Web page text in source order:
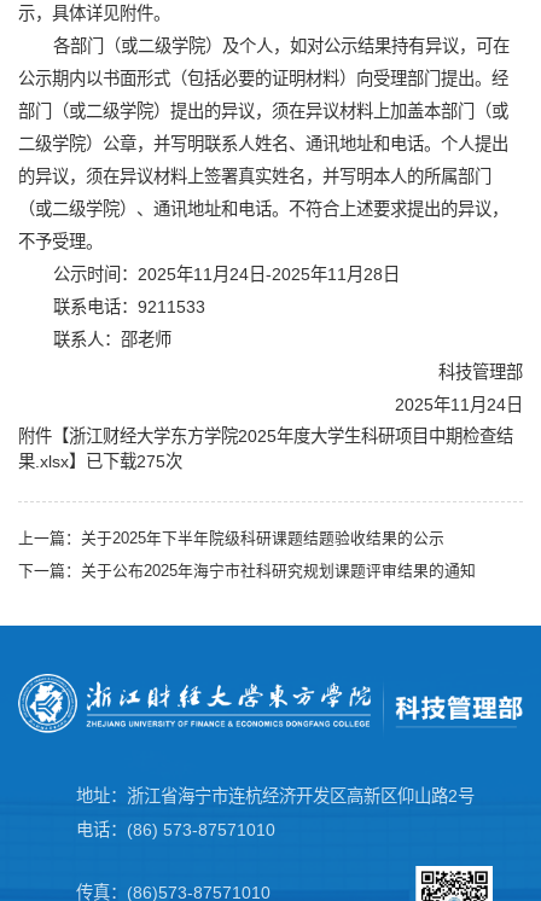
示，具体详见附件。
各部门（或二级学院）及个人，如对公示结果持有异议，可在
公示期内以书面形式（包括必要的证明材料）向受理部门提出。经
部门（或二级学院）提出的异议，须在异议材料上加盖本部门（或
二级学院）公章，并写明联系人姓名、通讯地址和电话。个人提出
的异议，须在异议材料上签署真实姓名，并写明本人的所属部门
（或二级学院）、通讯地址和电话。不符合上述要求提出的异议，
不予受理。
公示时间：2025年11月24日-2025年11月28日
联系电话：9211533
联系人：邵老师
科技管理部
2025年11月24日
附件【浙江财经大学东方学院2025年度大学生科研项目中期检查结
果.xlsx】已下载275次
上一篇： 关于2025年下半年院级科研课题结题验收结果的公示
下一篇： 关于公布2025年海宁市社科研究规划课题评审结果的通知
地址：浙江省海宁市连杭经济开发区高新区仰山路2号
电话：(86) 573-87571010
传真：(86)573-87571010